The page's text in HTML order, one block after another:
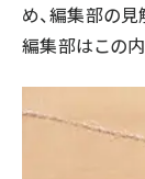
め、編集部の見
編集部はこの